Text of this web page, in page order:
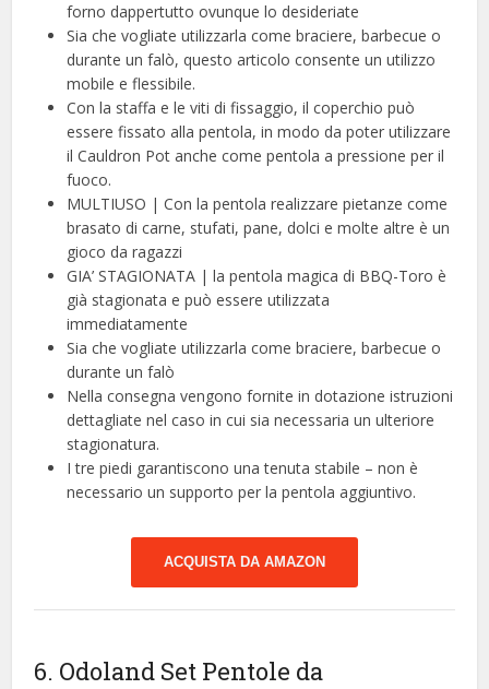
forno dappertutto ovunque lo desideriate
Sia che vogliate utilizzarla come braciere, barbecue o
durante un falò, questo articolo consente un utilizzo
mobile e flessibile.
Con la staffa e le viti di fissaggio, il coperchio può
essere fissato alla pentola, in modo da poter utilizzare
il Cauldron Pot anche come pentola a pressione per il
fuoco.
MULTIUSO | Con la pentola realizzare pietanze come
brasato di carne, stufati, pane, dolci e molte altre è un
gioco da ragazzi
GIA’ STAGIONATA | la pentola magica di BBQ-Toro è
già stagionata e può essere utilizzata
immediatamente
Sia che vogliate utilizzarla come braciere, barbecue o
durante un falò
Nella consegna vengono fornite in dotazione istruzioni
dettagliate nel caso in cui sia necessaria un ulteriore
stagionatura.
I tre piedi garantiscono una tenuta stabile – non è
necessario un supporto per la pentola aggiuntivo.
ACQUISTA DA AMAZON
6. Odoland Set Pentole da